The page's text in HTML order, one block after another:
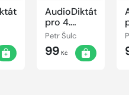
AudioDiktáty
pro 4.
ročník
Petr Šulc
99 Kč